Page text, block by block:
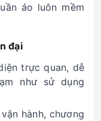
áo luôn mềm
đại
trực quan, dễ
như sử dụng
hành, chương